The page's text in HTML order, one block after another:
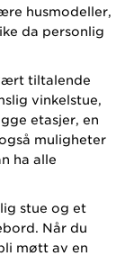
husmodeller,
da personlig
tiltalende
vinkelstue,
etasjer, en
muligheter
ha alle
stue og et
Når du
møtt av en